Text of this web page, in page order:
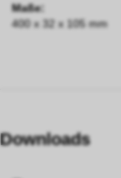
Maße:
400 x 32 x 105 mm
Downloads